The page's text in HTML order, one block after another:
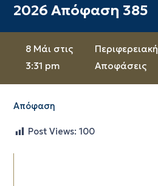
2026 Απόφαση 385
8 Μάι στις
3:31 pm
Περιφερειακή
Αποφάσεις
Απόφαση
Post Views: 100